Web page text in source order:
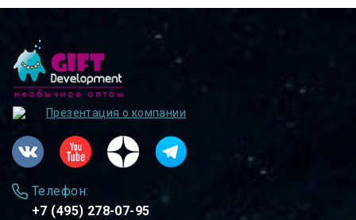
Презентация о компании
Телефон:
+7 (495) 278-07-95